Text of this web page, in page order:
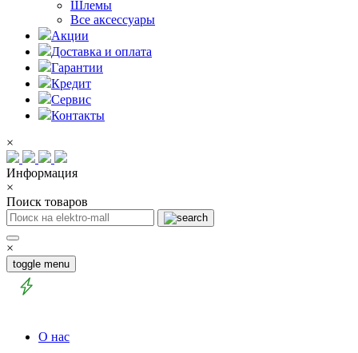
Шлемы
Все аксессуары
Акции
Доставка и оплата
Гарантии
Кредит
Сервис
Контакты
×
Информация
×
Поиск товаров
×
toggle menu
О нас